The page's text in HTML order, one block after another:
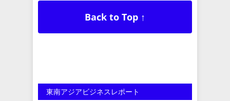
Back to Top ↑
東南アジアビジネスレポート